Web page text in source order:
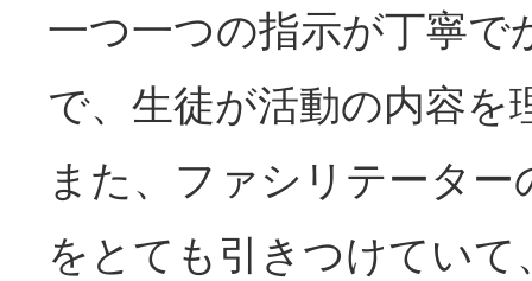
一つ一つの指示が丁寧
で、生徒が活動の内容
また、ファシリテータ
をとても引きつけてい